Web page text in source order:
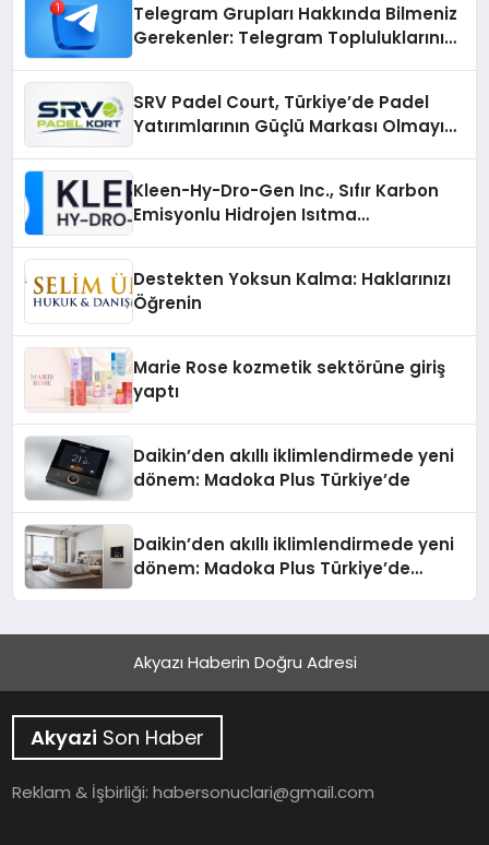
Telegram Grupları Hakkında Bilmeniz
Gerekenler: Telegram Topluluklarını
SRV Padel Court, Türkiye’de Padel
Yatırımlarının Güçlü Markası Olmayı
Kleen-Hy-Dro-Gen Inc., Sıfır Karbon
Emisyonlu Hidrojen Isıtma
Destekten Yoksun Kalma: Haklarınızı
Öğrenin
Marie Rose kozmetik sektörüne giriş
yaptı
Daikin’den akıllı iklimlendirmede yeni
dönem: Madoka Plus Türkiye’de
Daikin’den akıllı iklimlendirmede yeni
dönem: Madoka Plus Türkiye’de
teknolojilerle donatılmış son modeli
VRV kontrol ünitesi Madoka Plus
Türkiye’de satışa sunuldu. Tam
dokunmatik ekranı, mobil uygulama
desteği ve akıllı sensör entegrasyonu
sayesinde iklimlendirme sistemlerinin
yönetimini daha kolay, konforlu ve
verimli hale getiriyor. Enerji
Akyazı Haberin Doğru Adresi
Akyazi Son Haber
Reklam & İşbirliği:habersonuclari@gmail.com